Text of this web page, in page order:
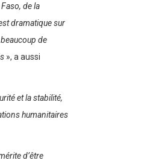
de la
dramatique sur
de
», a aussi
et la stabilité,
humanitaires
d’être